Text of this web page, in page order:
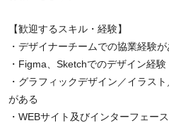
【歓迎するスキル・経験】
・デザイナーチームでの協業経験が
・Figma、Sketchでのデザイン経験
・グラフィックデザイン／イラス
がある
・WEBサイト及びインターフェー